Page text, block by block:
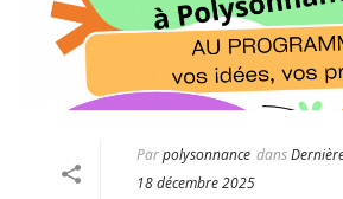
Parpolysonnance dans
18 décembre 2025